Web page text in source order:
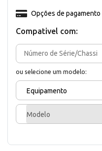
Compativel com:
ou selecione um modelo:
Equipamento
Modelo
Opções de pagamento